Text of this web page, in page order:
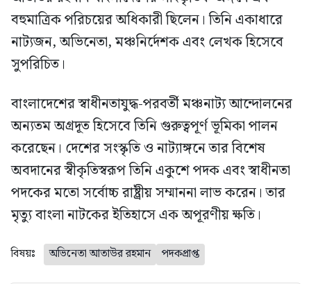
বহুমাত্রিক পরিচয়ের অধিকারী ছিলেন। তিনি একাধারে
নাট্যজন, অভিনেতা, মঞ্চনির্দেশক এবং লেখক হিসেবে
সুপরিচিত।
বাংলাদেশের স্বাধীনতাযুদ্ধ-পরবর্তী মঞ্চনাট্য আন্দোলনের
অন্যতম অগ্রদূত হিসেবে তিনি গুরুত্বপূর্ণ ভূমিকা পালন
করেছেন। দেশের সংস্কৃতি ও নাট্যাঙ্গনে তার বিশেষ
অবদানের স্বীকৃতিস্বরূপ তিনি একুশে পদক এবং স্বাধীনতা
পদকের মতো সর্বোচ্চ রাষ্ট্রীয় সম্মাননা লাভ করেন। তার
মৃত্যু বাংলা নাটকের ইতিহাসে এক অপূরণীয় ক্ষতি।
বিষয়ঃ অভিনেতা আতাউর রহমান পদকপ্রাপ্ত